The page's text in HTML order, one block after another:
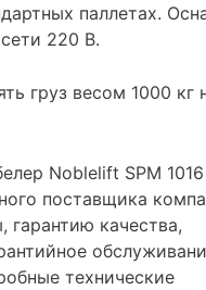
паллетах.
220 В.
груз весом 1000 кг
Noblelift SPM
поставщика
качества,
технические